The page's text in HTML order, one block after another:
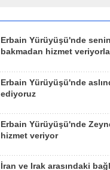
Erbain Yürüyüşü'nde
bakmadan hizmet
Erbain Yürüyüşü'nde
ediyoruz
Erbain Yürüyüşü'nde
hizmet veriyor
İran ve Irak arasındaki